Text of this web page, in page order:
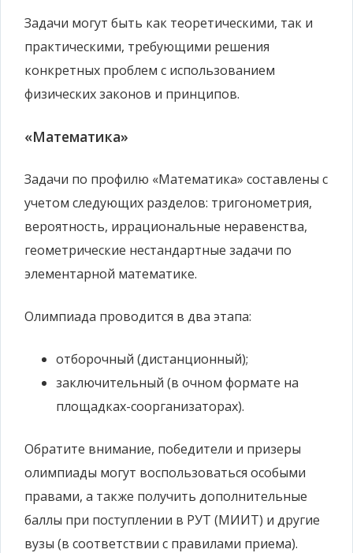
Задачи могут быть как теоретическими, так и
практическими, требующими решения
конкретных проблем с использованием
физических законов и принципов.
«Математика»
Задачи по профилю «Математика» составлены с
учетом следующих разделов: тригонометрия,
вероятность, иррациональные неравенства,
геометрические нестандартные задачи по
элементарной математике.
Олимпиада проводится в два этапа:
отборочный (дистанционный);
заключительный (в очном формате на
площадках-соорганизаторах).
Обратите внимание, победители и призеры
олимпиады могут воспользоваться особыми
правами, а также получить дополнительные
баллы при поступлении в РУТ (МИИТ) и другие
вузы (в соответствии с правилами приема).